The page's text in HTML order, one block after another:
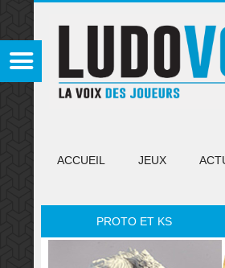
ACCUEIL JEUX
PROTO ET KS